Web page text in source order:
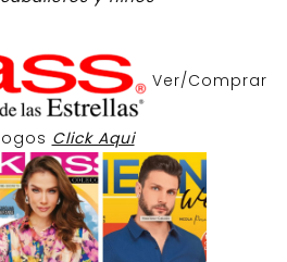
Ver/Comprar
Click Aqui